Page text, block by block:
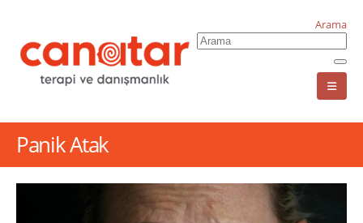
Arama
Panik Atak